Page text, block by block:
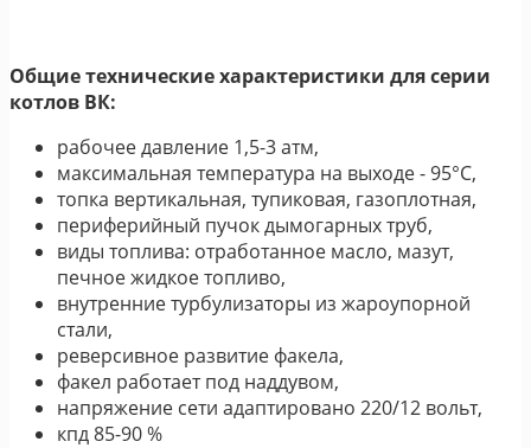
Общие технические характеристики для серии
котлов ВК:
рабочее давление 1,5-3 атм,
максимальная температура на выходе - 95°С,
топка вертикальная, тупиковая, газоплотная,
периферийный пучок дымогарных труб,
виды топлива: отработанное масло, мазут,
печное жидкое топливо,
внутренние турбулизаторы из жароупорной
стали,
реверсивное развитие факела,
факел работает под наддувом,
напряжение сети адаптировано 220/12 вольт,
кпд 85-90 %